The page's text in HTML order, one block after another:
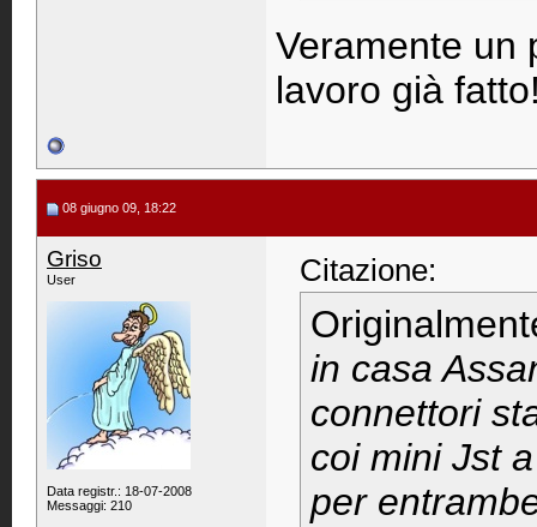
Veramente un
lavoro già
08 giugno 09, 18:22
Griso
User
Data registr.: 18-07-2008
Messaggi: 210
Citazione:
in casa
connettori
coi mini Jst
per